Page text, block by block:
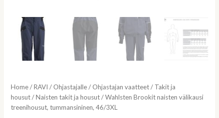
Home/RAVI / Ohjastajalle/ Ohjastajan vaatteet/ Takit ja
housut/Naisten takit ja housut/ Wahlsten Brookit naisten välikausi
treenihousut, tummansininen, 46/3XL